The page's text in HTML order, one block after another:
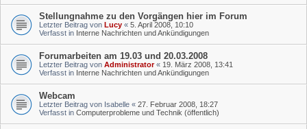
Stellungnahme zu den Vorgängen hier im Forum
Letzter Beitrag von Lucy « 5. April 2008, 10:10
Verfasst in Interne Nachrichten und Ankündigungen
Forumarbeiten am 19.03 und 20.03.2008
Letzter Beitrag von Administrator« 19. März 2008, 13:41
Verfasst in Interne Nachrichten und Ankündigungen
Webcam
Letzter Beitrag von Isabelle « 27. Februar 2008, 18:27
Verfasst in Computerprobleme und Technik (öffentlich)